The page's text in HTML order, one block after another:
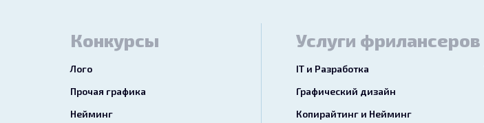
Конкурсы
Лого
Прочая графика
Нейминг
Услуги фрилансеров
IT и Разработка
Графический дизайн
Копирайтинг и Нейминг